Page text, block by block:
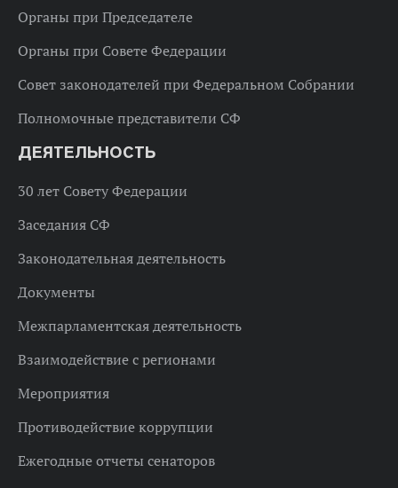
Органы при Председателе
Органы при Совете Федерации
Совет законодателей при Федеральном Собрании
Полномочные представители СФ
ДЕЯТЕЛЬНОСТЬ
30 лет Совету Федерации
Заседания СФ
Законодательная деятельность
Документы
Межпарламентская деятельность
Взаимодействие с регионами
Мероприятия
Противодействие коррупции
Ежегодные отчеты сенаторов